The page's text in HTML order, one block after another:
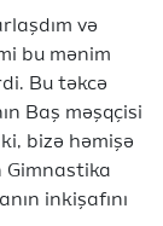
və
bu mənim
Bu təkcə
Baş məşqçisi
bizə həmişə
Gimnastika
inkişafını